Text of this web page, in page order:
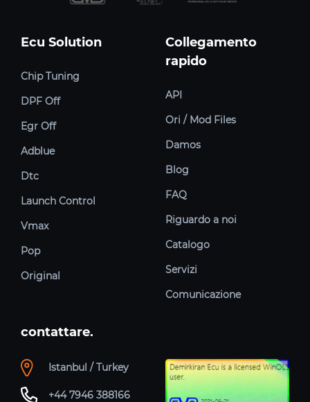
Ecu Solution
Chip Tuning
DPF Off
Egr Off
Adblue
Dtc
Launch Control
Vmax
Pop
Original
Collegamento
rapido
API
Ori / Mod Files
Damos
Blog
FAQ
Riguardo a noi
Catalogo
Servizi
Comunicazione
contattare.
Istanbul / Turkey
+44 7946 388166